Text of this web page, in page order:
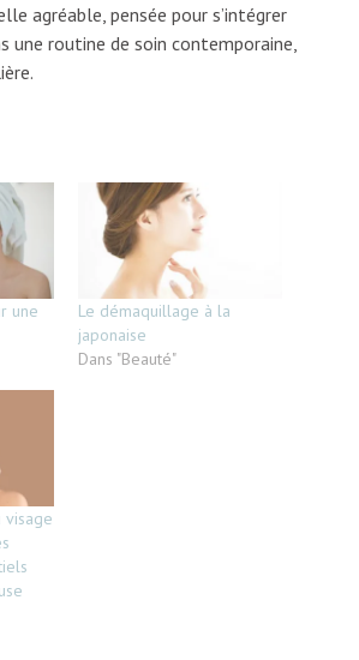
agréable, pensée pour s’intégrer
une routine de soin contemporaine,
une
Le démaquillage à la
japonaise
Dans "Beauté"
visage